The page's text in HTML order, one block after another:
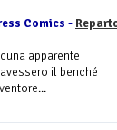
Comics -
apparente
il benché